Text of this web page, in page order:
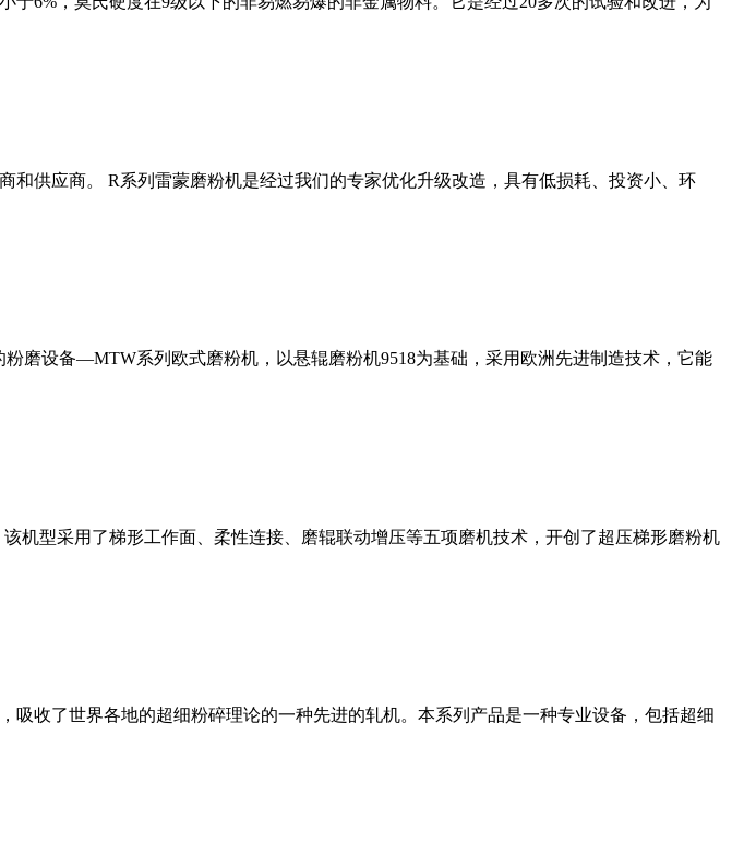
供应商。 R系列雷蒙磨粉机是经过我们的专家优化升级改造，具有低损耗、投资小、环
磨设备—MTW系列欧式磨粉机，以悬辊磨粉机9518为基础，采用欧洲先进制造技术，它能
机型采用了梯形工作面、柔性连接、磨辊联动增压等五项磨机技术，开创了超压梯形磨粉机
收了世界各地的超细粉碎理论的一种先进的轧机。本系列产品是一种专业设备，包括超细